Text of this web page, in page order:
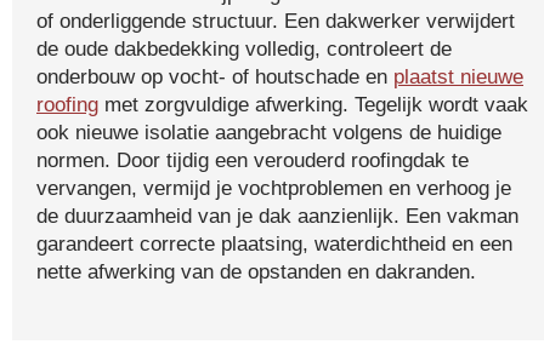
of onderliggende structuur. Een dakwerker verwijdert
de oude dakbedekking volledig, controleert de
onderbouw op vocht- of houtschade en plaatst nieuwe
roofing met zorgvuldige afwerking. Tegelijk wordt vaak
ook nieuwe isolatie aangebracht volgens de huidige
normen. Door tijdig een verouderd roofingdak te
vervangen, vermijd je vochtproblemen en verhoog je
de duurzaamheid van je dak aanzienlijk. Een vakman
garandeert correcte plaatsing, waterdichtheid en een
nette afwerking van de opstanden en dakranden.